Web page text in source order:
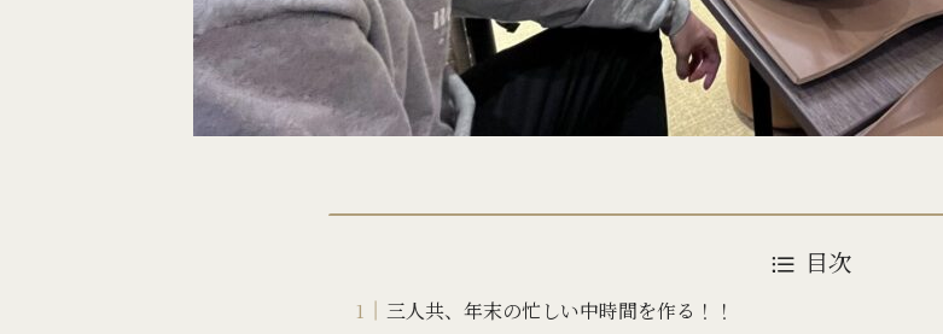
目次
三人共、年末の忙しい中時間を作る！！